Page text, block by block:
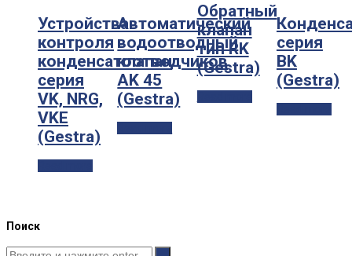
Устройства
контроля
конденсатоотводчиков
серия
VK, NRG,
VKE
(Gestra)
Автоматический
водоотводный
клапан
AK 45
(Gestra)
Обратный
клапан
тип RK
(Gestra)
серия
BK
(Gestra)
Поиск